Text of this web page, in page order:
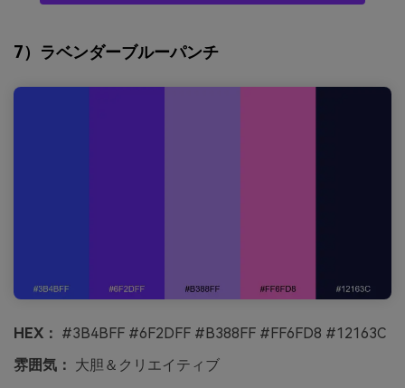
7）ラベンダーブルーパンチ
HEX： #3B4BFF #6F2DFF #B388FF #FF6FD8 #12163C
雰囲気： 大胆＆クリエイティブ